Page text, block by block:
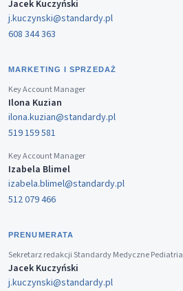
Jacek Kuczyński
j.kuczynski@standardy.pl
608 344 363
MARKETING I SPRZEDAŻ
Key Account Manager
Ilona Kuzian
ilona.kuzian@standardy.pl
519 159 581
Key Account Manager
Izabela Blimel
izabela.blimel@standardy.pl
512 079 466
PRENUMERATA
Sekretarz redakcji Standardy Medyczne Pediatria
Jacek Kuczyński
j.kuczynski@standardy.pl